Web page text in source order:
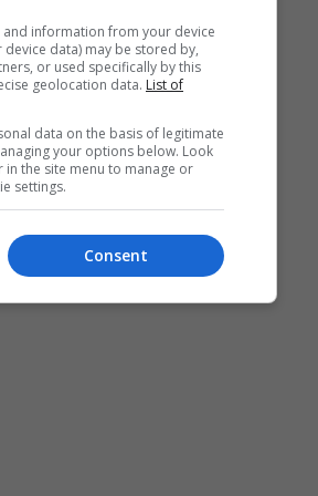
për këtë çmimi
të Ambasadës
të gjata në
e Ballkanit. “Këtë
Amerikane,
thuhet në
information from your device
data) may be stored by,
or used specifically by this
geolocation data. List of
data on the basis of legitimate
your options below. Look
the site menu to manage or
settings.
Consent